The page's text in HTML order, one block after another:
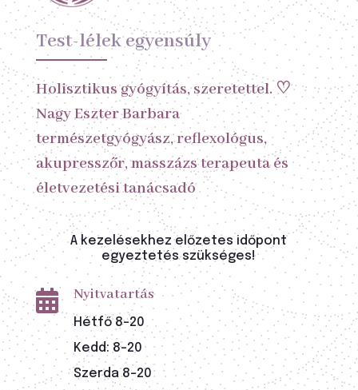
Test-lélek egyensúly
Holisztikus gyógyítás, szeretettel. ♡
Nagy Eszter Barbara
természetgyógyász, reflexológus,
akupresszőr, masszázs terapeuta és
életvezetési tanácsadó
A kezelésekhez előzetes időpont
egyeztetés szükséges!
 Nyitvatartás
Hétfő 8-20
Kedd: 8-20
Szerda 8-20